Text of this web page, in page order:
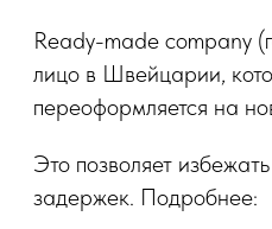
Ready-made company
лицо в Швейцарии,
переоформляется на
Это позволяет
задержек. Подробнее: